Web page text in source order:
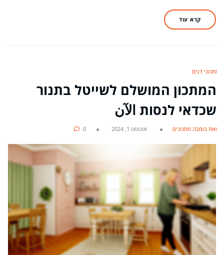
קרא עוד
מתכוני דגים
המתכון המושלם לשייטל בתנור
שכדאי לנסות الآن
מאת בומבה מתכונים אוגוסט 1, 2024 0